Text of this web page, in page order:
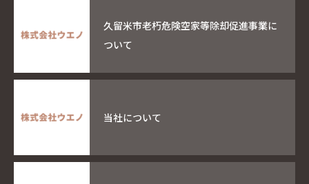
久留米市老朽危険空家等除却促進事業に
ついて
当社について